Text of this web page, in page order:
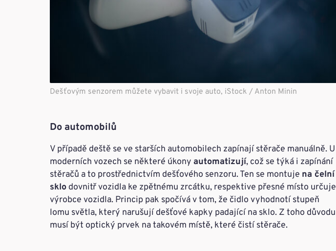
Dešťovým senzorem můžete vybavit i svoje auto, iStock / Anton Minin
Do automobilů
V případě deště se ve starších automobilech zapínají stěrače manuálně. U
moderních vozech se některé úkony automatizují, což se týká i zapínání
stěračů a to prostřednictvím dešťového senzoru. Ten se montuje na čelní
sklo dovnitř vozidla ke zpětnému zrcátku, respektive přesné místo určuje
výrobce vozidla. Princip pak spočívá v tom, že čidlo vyhodnotí stupeň
lomu světla, který narušují dešťové kapky padající na sklo. Z toho důvodu
musí být optický prvek na takovém místě, které čistí stěrače.